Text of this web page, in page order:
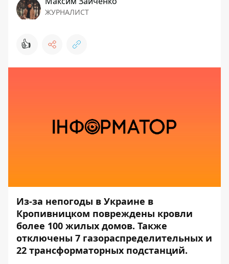
ЖУРНАЛИСТ
👍
Из-за непогоды в Украине в
Кропивницком повреждены кровли
более 100 жилых домов. Также
отключены 7 газораспределительных и
22 трансформаторных подстанций.